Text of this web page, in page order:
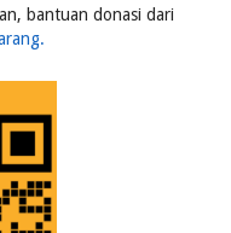
bantuan donasi dari